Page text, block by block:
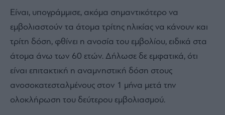
Είναι, υπογράμμισε, ακόμα σημαντικότερο να
εμβολιαστούν τα άτομα τρίτης ηλικίας να κάνουν και
τρίτη δόση, φθίνει η ανοσία του εμβολίου, ειδικά στα
άτομα άνω των 60 ετών. Δήλωσε δε εμφατικά, ότι
είναι επιτακτική η αναμνηστική δόση στους
ανοσοκατεσταλμένους στον 1 μήνα μετά την
ολοκλήρωση του δεύτερου εμβολιασμού.